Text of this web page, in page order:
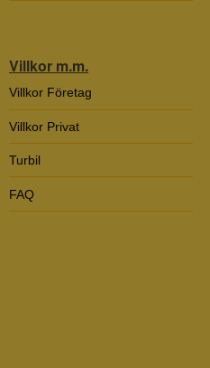
Villkor m.m.
Villkor Företag
Villkor Privat
Turbil
FAQ